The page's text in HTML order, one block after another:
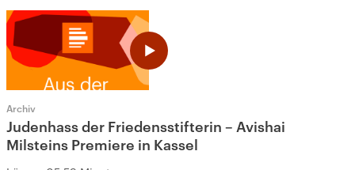
Archiv
Judenhass der Friedensstifterin – Avishai
Milsteins Premiere in Kassel